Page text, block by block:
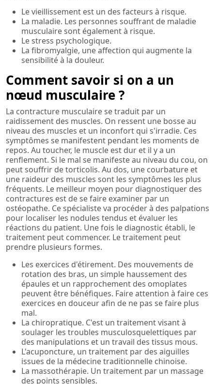
Le vieillissement est un des facteurs à risque.
La maladie. Les personnes souffrant de maladie
musculaire sont également à risque.
Le stress psychologique.
La fibromyalgie, une affection qui augmente la
sensibilité à la douleur.
Comment savoir si on a un
nœud musculaire ?
La contracture musculaire se traduit par un
raidissement des muscles. On ressent une bosse au
niveau des muscles et un inconfort qui s'irradie. Ces
symptômes se manifestent pendant les moments de
repos. Au toucher, le muscle est dur et il y a un
renflement. Si le mal se manifeste au niveau du cou, on
peut souffrir de torticolis. Au dos, une courbature et
une raideur des muscles sont les symptômes les plus
fréquents. Le meilleur moyen pour diagnostiquer des
contractures est de se faire examiner par un
ostéopathe. Ce spécialiste va procéder à des palpations
pour localiser les nodules tendus et évaluer les
réactions du patient. Une fois le diagnostic établi, le
traitement peut commencer. Le traitement peut
prendre plusieurs formes.
Les exercices d'étirement. Des mouvements de
rotation des bras, un simple haussement des
épaules et un rapprochement des omoplates
peuvent être bénéfiques. Faire attention à faire ces
exercices en douceur afin de ne pas se faire plus
mal.
La chiropratique. C'est un traitement visant à
soulager les troubles musculosquelettiques par
des manipulations et un travail des tissus mous.
L'acuponcture, un traitement par des aiguilles
issues de la médecine traditionnelle chinoise.
La massothérapie. Un traitement par un massage
des points sensibles.